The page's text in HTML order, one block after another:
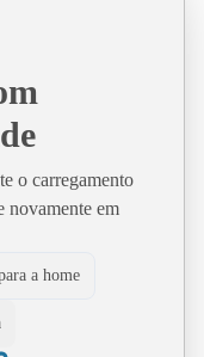
o carregamento
novamente em
a home